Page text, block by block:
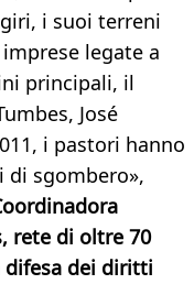
i suoi terreni
legate a
principali, il
José
i pastori hanno
di sgombero»,
rete di oltre 70
difesa dei diritti